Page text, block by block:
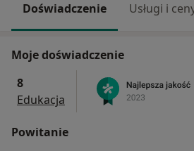
Doświadczenie Usługi i
Moje doświadczenie
8
Edukacja
Powitanie